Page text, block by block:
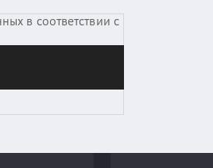
в соответствии с